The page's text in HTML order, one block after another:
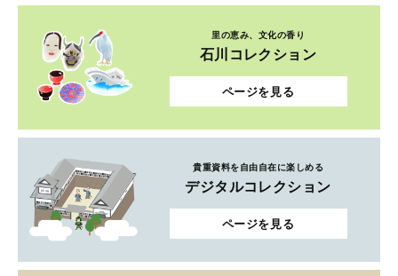
里の恵み、文化の香り
石川コレクション
ページを見る
貴重資料を自由自在に楽しめる
デジタルコレクション
ページを見る